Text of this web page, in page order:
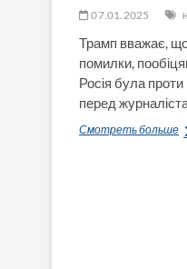
07.01.2025
Трамп вважає,
помилки,
Росія була
перед
Смотреть больше